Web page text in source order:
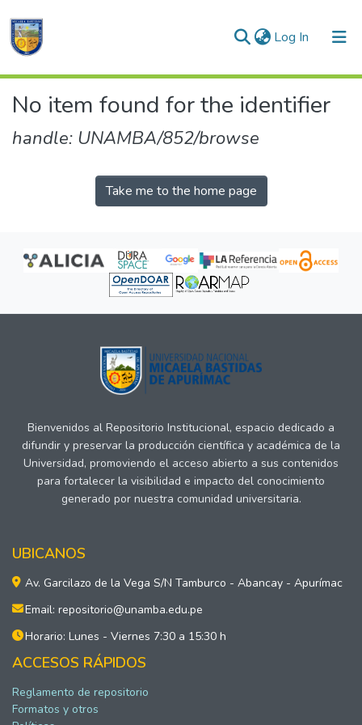
Log In (current)
Communities & Collections
No item found for the identifier
handle: UNAMBA/852/browse
Take me to the home page
Bienvenidos al Repositorio Institucional, espacio dedicado a
difundir y preservar la producción científica y académica de la
Universidad, promoviendo el acceso abierto a sus contenidos
para fortalecer la visibilidad e impacto del conocimiento
generado por nuestra comunidad universitaria.
UBICANOS
Av. Garcilazo de la Vega S/N Tamburco - Abancay - Apurímac
Email: repositorio@unamba.edu.pe
Horario: Lunes - Viernes 7:30 a 15:30 h
ACCESOS RÁPIDOS
Reglamento de repositorio
Formatos y otros